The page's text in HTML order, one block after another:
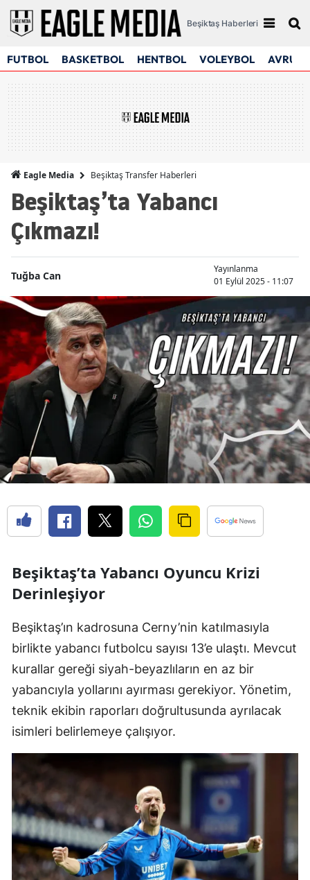
Beşiktaş Haberleri
FUTBOL BASKETBOL HENTBOL VOLEYBOL
Eagle Media Beşiktaş Transfer Haberleri
Beşiktaş’ta Yabancı
Çıkmazı!
Tuğba Can
Yayınlanma
01 Eylül 2025 - 11:07
Beşiktaş’ta Yabancı Oyuncu Krizi
Derinleşiyor
Beşiktaş’ın kadrosuna Cerny’nin katılmasıyla
birlikte yabancı futbolcu sayısı 13’e ulaştı. Mevcut
kurallar gereği siyah-beyazlıların en az bir
yabancıyla yollarını ayırması gerekiyor. Yönetim,
teknik ekibin raporları doğrultusunda ayrılacak
isimleri belirlemeye çalışıyor.